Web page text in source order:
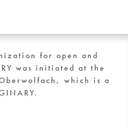
for open and
was initiated at the
which is a